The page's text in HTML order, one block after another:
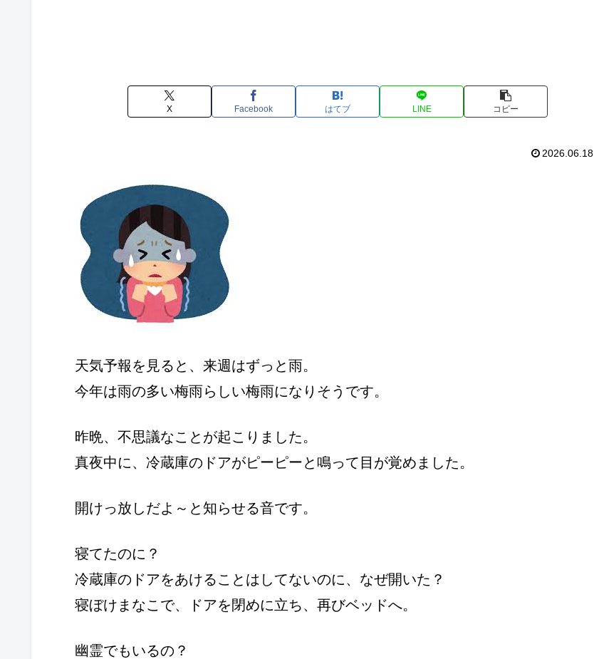
X Facebook はてブ LINE コピー
2026.06.18
天気予報を見ると、来週はずっと雨。
今年は雨の多い梅雨らしい梅雨になりそうです。
昨晩、不思議なことが起こりました。
真夜中に、冷蔵庫のドアがピーピーと鳴って目が覚めました。
開けっ放しだよ～と知らせる音です。
寝てたのに？
冷蔵庫のドアをあけることはしてないのに、なぜ開いた？
寝ぼけまなこで、ドアを閉めに立ち、再びベッドへ。
幽霊でもいるの？